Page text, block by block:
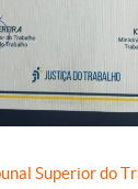
Superior do